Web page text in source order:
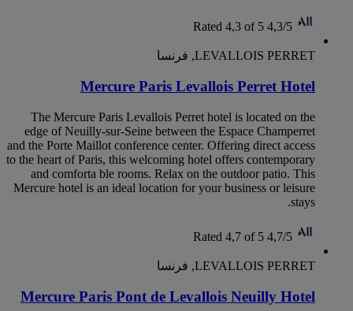
4,3/5
Rated 4,3 of 5
LEVALLOIS PERRET, فرنسا
Mercure Paris Levallois Perret Hotel
The Mercure Paris Levallois Perret hotel is located on the
edge of Neuilly-sur-Seine between the Espace Champerret
and the Porte Maillot conference center. Offering direct access
to the heart of Paris, this welcoming hotel offers contemporary
and comforta ble rooms. Relax on the outdoor patio. This
Mercure hotel is an ideal location for your business or leisure
stays.
4,7/5
Rated 4,7 of 5
LEVALLOIS PERRET, فرنسا
Mercure Paris Pont de Levallois Neuilly Hotel